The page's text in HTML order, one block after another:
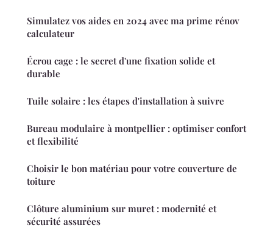
Simulatez vos aides en 2024 avec ma prime rénov
calculateur
Écrou cage : le secret d'une fixation solide et
durable
Tuile solaire : les étapes d'installation à suivre
Bureau modulaire à montpellier : optimiser confort
et flexibilité
Choisir le bon matériau pour votre couverture de
toiture
Clôture aluminium sur muret : modernité et
sécurité assurées